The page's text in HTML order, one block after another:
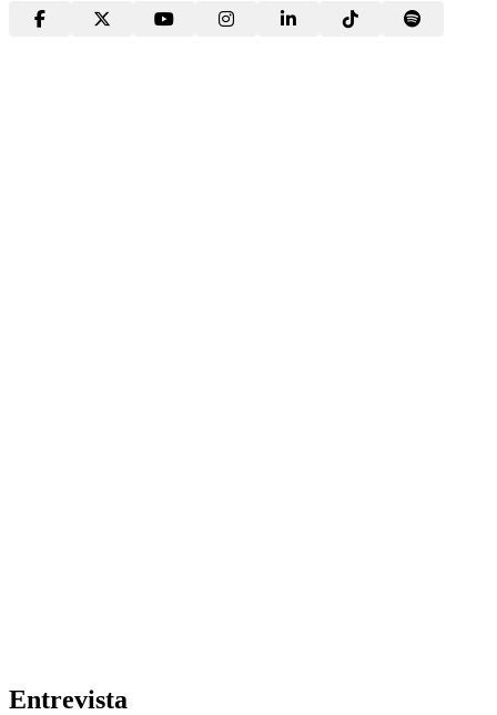
Entrevista